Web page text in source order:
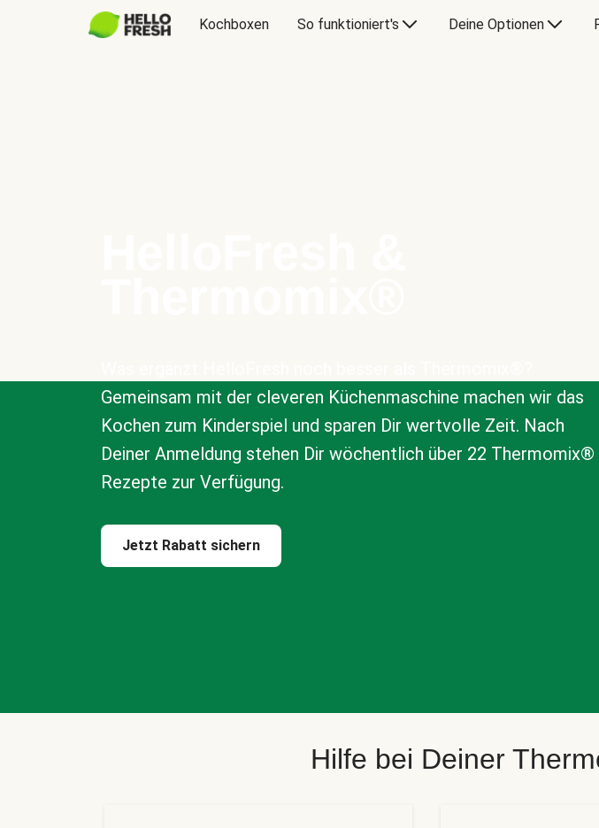
Kochboxen So funktioniert's Deine Optionen
Gemeinsam mit der cleveren Küchenmaschine machen wir das
Kochen zum Kinderspiel und sparen Dir wertvolle Zeit. Nach
Deiner Anmeldung stehen Dir wöchentlich über 22 Thermomix®
Rezepte zur Verfügung.
Jetzt Rabatt sichern
Hilfe bei Deiner